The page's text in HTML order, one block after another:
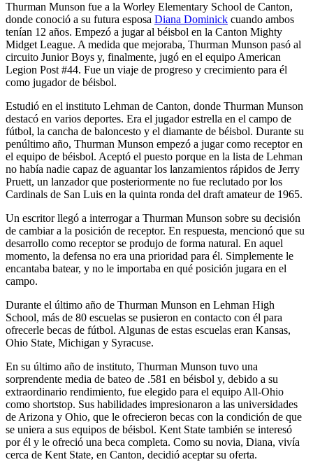
Thurman Munson fue a la Worley Elementary School de Canton,
donde conoció a su futura esposa Diana Dominick cuando ambos
tenían 12 años. Empezó a jugar al béisbol en la Canton Mighty
Midget League. A medida que mejoraba, Thurman Munson pasó al
circuito Junior Boys y, finalmente, jugó en el equipo American
Legion Post #44. Fue un viaje de progreso y crecimiento para él
como jugador de béisbol.
Estudió en el instituto Lehman de Canton, donde Thurman Munson
destacó en varios deportes. Era el jugador estrella en el campo de
fútbol, la cancha de baloncesto y el diamante de béisbol. Durante su
penúltimo año, Thurman Munson empezó a jugar como receptor en
el equipo de béisbol. Aceptó el puesto porque en la lista de Lehman
no había nadie capaz de aguantar los lanzamientos rápidos de Jerry
Pruett, un lanzador que posteriormente no fue reclutado por los
Cardinals de San Luis en la quinta ronda del draft amateur de 1965.
Un escritor llegó a interrogar a Thurman Munson sobre su decisión
de cambiar a la posición de receptor. En respuesta, mencionó que su
desarrollo como receptor se produjo de forma natural. En aquel
momento, la defensa no era una prioridad para él. Simplemente le
encantaba batear, y no le importaba en qué posición jugara en el
campo.
Durante el último año de Thurman Munson en Lehman High
School, más de 80 escuelas se pusieron en contacto con él para
ofrecerle becas de fútbol. Algunas de estas escuelas eran Kansas,
Ohio State, Michigan y Syracuse.
En su último año de instituto, Thurman Munson tuvo una
sorprendente media de bateo de .581 en béisbol y, debido a su
extraordinario rendimiento, fue elegido para el equipo All-Ohio
como shortstop. Sus habilidades impresionaron a las universidades
de Arizona y Ohio, que le ofrecieron becas con la condición de que
se uniera a sus equipos de béisbol. Kent State también se interesó
por él y le ofreció una beca completa. Como su novia, Diana, vivía
cerca de Kent State, en Canton, decidió aceptar su oferta.